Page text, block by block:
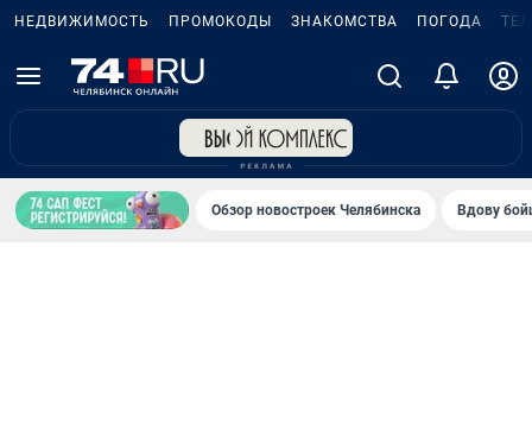
НЕДВИЖИМОСТЬ ПРОМОКОДЫ ЗНАКОМСТВА ПОГОДА
Обзор новостроек Челябинска Вдову